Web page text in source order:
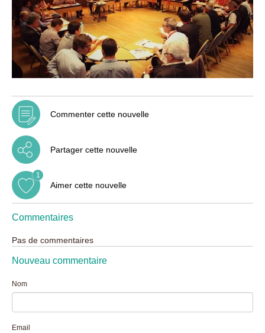
Commenter cette nouvelle
Partager cette nouvelle
Aimer cette nouvelle
1
Commentaires
Pas de commentaires
Nouveau commentaire
Nom
Email